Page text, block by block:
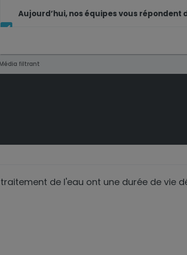
Aujourd’hui, nos équipes vous répondent
Média filtrant
de l'eau ont une durée de vie